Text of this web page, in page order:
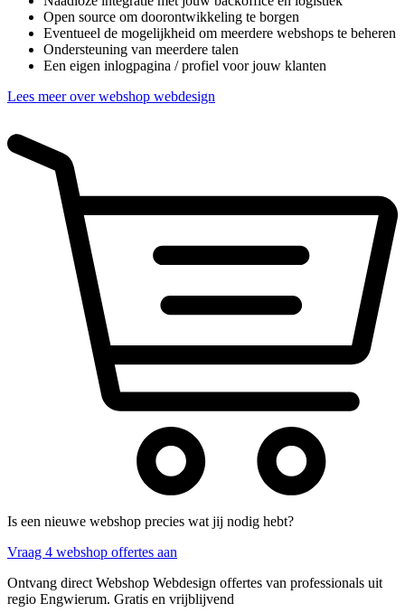
Open source om doorontwikkeling te borgen
Eventueel de mogelijkheid om meerdere webshops te beheren
Ondersteuning van meerdere talen
Een eigen inlogpagina / profiel voor jouw klanten
Lees meer over webshop webdesign
Is een nieuwe webshop precies wat jij nodig hebt?
Vraag 4 webshop offertes aan
Ontvang direct Webshop Webdesign offertes van professionals uit
regio Engwierum. Gratis en vrijblijvend